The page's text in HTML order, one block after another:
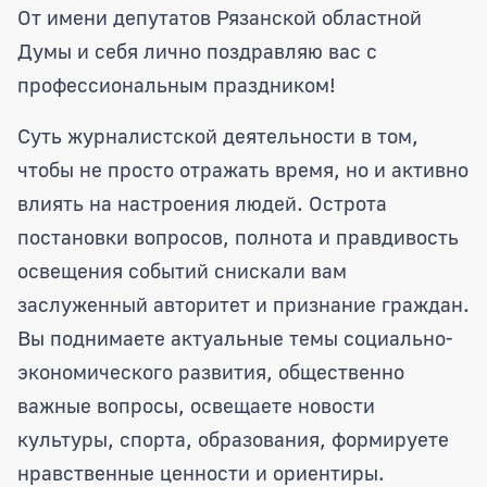
От имени депутатов Рязанской областной
Думы и себя лично поздравляю вас с
профессиональным праздником!
Суть журналистской деятельности в том,
чтобы не просто отражать время, но и активно
влиять на настроения людей. Острота
постановки вопросов, полнота и правдивость
освещения событий снискали вам
заслуженный авторитет и признание граждан.
Вы поднимаете актуальные темы социально-
экономического развития, общественно
важные вопросы, освещаете новости
культуры, спорта, образования, формируете
нравственные ценности и ориентиры.